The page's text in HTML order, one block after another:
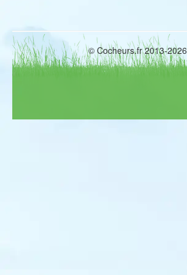
© Cocheurs.fr 2013-2026